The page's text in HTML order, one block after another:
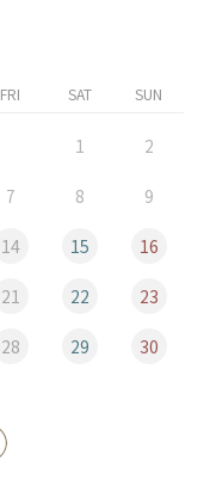
FRI SAT SUN
1 2
7 8 9
14 15 16
21 22 23
28 29 30